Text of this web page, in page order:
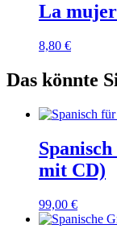
La
8,80 €
Das könnte
mit CD)
99,00 €